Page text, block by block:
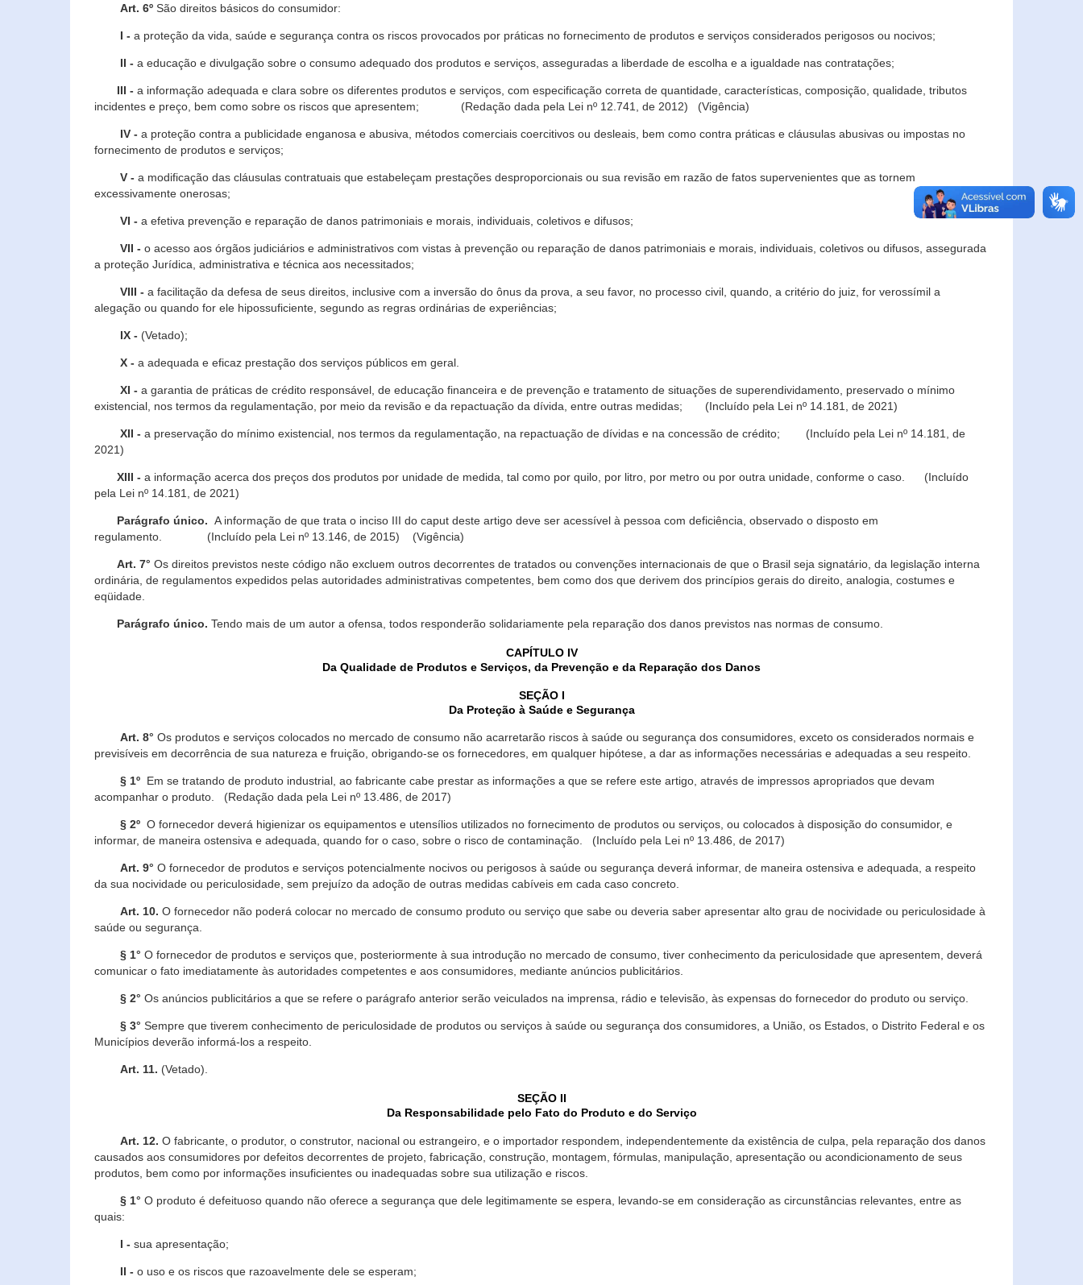
Art. 6º São direitos básicos do consumidor:
I - a proteção da vida, saúde e segurança contra os riscos provocados por práticas no fornecimento de produtos e serviços considerados perigosos ou nocivos;
II - a educação e divulgação sobre o consumo adequado dos produtos e serviços, asseguradas a liberdade de escolha e a igualdade nas contratações;
III - a informação adequada e clara sobre os diferentes produtos e serviços, com especificação correta de quantidade, características, composição, qualidade, tributos
incidentes e preço, bem como sobre os riscos que apresentem; (Redação dada pela Lei nº 12.741, de 2012) (Vigência)
IV - a proteção contra a publicidade enganosa e abusiva, métodos comerciais coercitivos ou desleais, bem como contra práticas e cláusulas abusivas ou impostas no
fornecimento de produtos e serviços;
V - a modificação das cláusulas contratuais que estabeleçam prestações desproporcionais ou sua revisão em razão de fatos supervenientes que as tornem
excessivamente onerosas;
VI - a efetiva prevenção e reparação de danos patrimoniais e morais, individuais, coletivos e difusos;
VII - o acesso aos órgãos judiciários e administrativos com vistas à prevenção ou reparação de danos patrimoniais e morais, individuais, coletivos ou difusos, assegurada
a proteção Jurídica, administrativa e técnica aos necessitados;
VIII - a facilitação da defesa de seus direitos, inclusive com a inversão do ônus da prova, a seu favor, no processo civil, quando, a critério do juiz, for verossímil a
alegação ou quando for ele hipossuficiente, segundo as regras ordinárias de experiências;
IX - (Vetado);
X - a adequada e eficaz prestação dos serviços públicos em geral.
XI - a garantia de práticas de crédito responsável, de educação financeira e de prevenção e tratamento de situações de superendividamento, preservado o mínimo
existencial, nos termos da regulamentação, por meio da revisão e da repactuação da dívida, entre outras medidas; (Incluído pela Lei nº 14.181, de 2021)
XII - a preservação do mínimo existencial, nos termos da regulamentação, na repactuação de dívidas e na concessão de crédito; (Incluído pela Lei nº 14.181, de
2021)
XIII - a informação acerca dos preços dos produtos por unidade de medida, tal como por quilo, por litro, por metro ou por outra unidade, conforme o caso. (Incluído
pela Lei nº 14.181, de 2021)
Parágrafo único. A informação de que trata o inciso III do caput deste artigo deve ser acessível à pessoa com deficiência, observado o disposto em
regulamento. (Incluído pela Lei nº 13.146, de 2015) (Vigência)
Art. 7° Os direitos previstos neste código não excluem outros decorrentes de tratados ou convenções internacionais de que o Brasil seja signatário, da legislação interna
ordinária, de regulamentos expedidos pelas autoridades administrativas competentes, bem como dos que derivem dos princípios gerais do direito, analogia, costumes e
eqüidade.
Parágrafo único. Tendo mais de um autor a ofensa, todos responderão solidariamente pela reparação dos danos previstos nas normas de consumo.
CAPÍTULO IV
Da Qualidade de Produtos e Serviços, da Prevenção e da Reparação dos Danos
SEÇÃO I
Da Proteção à Saúde e Segurança
Art. 8° Os produtos e serviços colocados no mercado de consumo não acarretarão riscos à saúde ou segurança dos consumidores, exceto os considerados normais e
previsíveis em decorrência de sua natureza e fruição, obrigando-se os fornecedores, em qualquer hipótese, a dar as informações necessárias e adequadas a seu respeito.
§ 1º Em se tratando de produto industrial, ao fabricante cabe prestar as informações a que se refere este artigo, através de impressos apropriados que devam
acompanhar o produto. (Redação dada pela Lei nº 13.486, de 2017)
§ 2º O fornecedor deverá higienizar os equipamentos e utensílios utilizados no fornecimento de produtos ou serviços, ou colocados à disposição do consumidor, e
informar, de maneira ostensiva e adequada, quando for o caso, sobre o risco de contaminação. (Incluído pela Lei nº 13.486, de 2017)
Art. 9° O fornecedor de produtos e serviços potencialmente nocivos ou perigosos à saúde ou segurança deverá informar, de maneira ostensiva e adequada, a respeito
da sua nocividade ou periculosidade, sem prejuízo da adoção de outras medidas cabíveis em cada caso concreto.
Art. 10. O fornecedor não poderá colocar no mercado de consumo produto ou serviço que sabe ou deveria saber apresentar alto grau de nocividade ou periculosidade à
saúde ou segurança.
§ 1° O fornecedor de produtos e serviços que, posteriormente à sua introdução no mercado de consumo, tiver conhecimento da periculosidade que apresentem, deverá
comunicar o fato imediatamente às autoridades competentes e aos consumidores, mediante anúncios publicitários.
§ 2° Os anúncios publicitários a que se refere o parágrafo anterior serão veiculados na imprensa, rádio e televisão, às expensas do fornecedor do produto ou serviço.
§ 3° Sempre que tiverem conhecimento de periculosidade de produtos ou serviços à saúde ou segurança dos consumidores, a União, os Estados, o Distrito Federal e os
Municípios deverão informá-los a respeito.
Art. 11. (Vetado).
SEÇÃO II
Da Responsabilidade pelo Fato do Produto e do Serviço
Art. 12. O fabricante, o produtor, o construtor, nacional ou estrangeiro, e o importador respondem, independentemente da existência de culpa, pela reparação dos danos
causados aos consumidores por defeitos decorrentes de projeto, fabricação, construção, montagem, fórmulas, manipulação, apresentação ou acondicionamento de seus
produtos, bem como por informações insuficientes ou inadequadas sobre sua utilização e riscos.
§ 1° O produto é defeituoso quando não oferece a segurança que dele legitimamente se espera, levando-se em consideração as circunstâncias relevantes, entre as
quais:
I - sua apresentação;
II - o uso e os riscos que razoavelmente dele se esperam;